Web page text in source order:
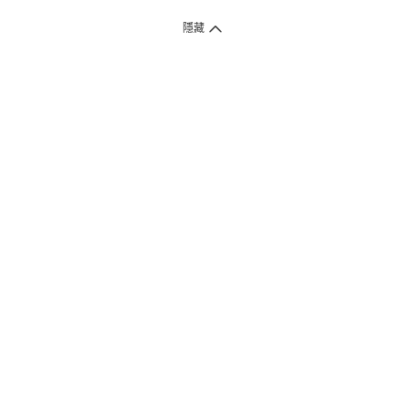
隱藏